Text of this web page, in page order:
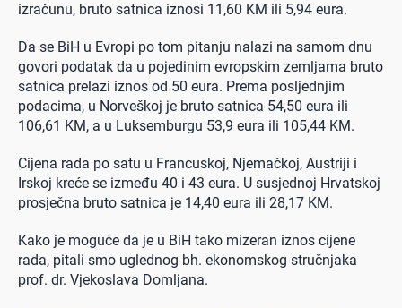
izračunu, bruto satnica iznosi 11,60 KM ili 5,94 eura.
Da se BiH u Evropi po tom pitanju nalazi na samom dnu
govori podatak da u pojedinim evropskim zemljama bruto
satnica prelazi iznos od 50 eura. Prema posljednjim
podacima, u Norveškoj je bruto satnica 54,50 eura ili
106,61 KM, a u Luksemburgu 53,9 eura ili 105,44 KM.
Cijena rada po satu u Francuskoj, Njemačkoj, Austriji i
Irskoj kreće se između 40 i 43 eura. U susjednoj Hrvatskoj
prosječna bruto satnica je 14,40 eura ili 28,17 KM.
Kako je moguće da je u BiH tako mizeran iznos cijene
rada, pitali smo uglednog bh. ekonomskog stručnjaka
prof. dr. Vjekoslava Domljana.